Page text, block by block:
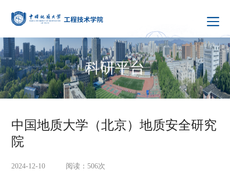
科研平台
中国地质大学（北京）地质安全研究
院
2024-12-10 阅读： 506次